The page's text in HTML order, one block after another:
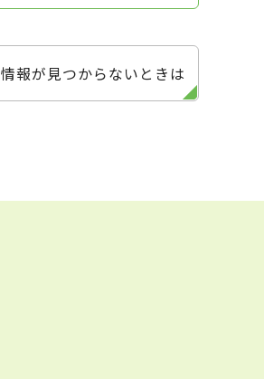
情報が見つからないときは